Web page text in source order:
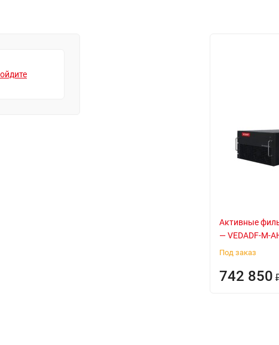
Активные
— VEDADF-M-
Под заказ
742 850